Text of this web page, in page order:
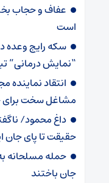
عفاف و حجاب
است
سکه رایج وعده
“نمایش درمانی”
انتقاد نماینده
مشاغل سخت برای
داغ محمود/
حقیقت تا پای جان
جان باختند